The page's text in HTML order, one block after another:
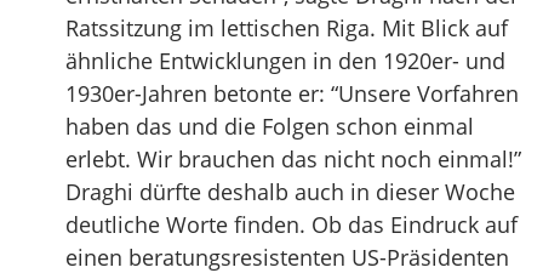
Ratssitzung im lettischen Riga. Mit Blick auf
ähnliche Entwicklungen in den 1920er- und
1930er-Jahren betonte er: “Unsere Vorfahren
haben das und die Folgen schon einmal
erlebt. Wir brauchen das nicht noch einmal!”
Draghi dürfte deshalb auch in dieser Woche
deutliche Worte finden. Ob das Eindruck auf
einen beratungsresistenten US-Präsidenten